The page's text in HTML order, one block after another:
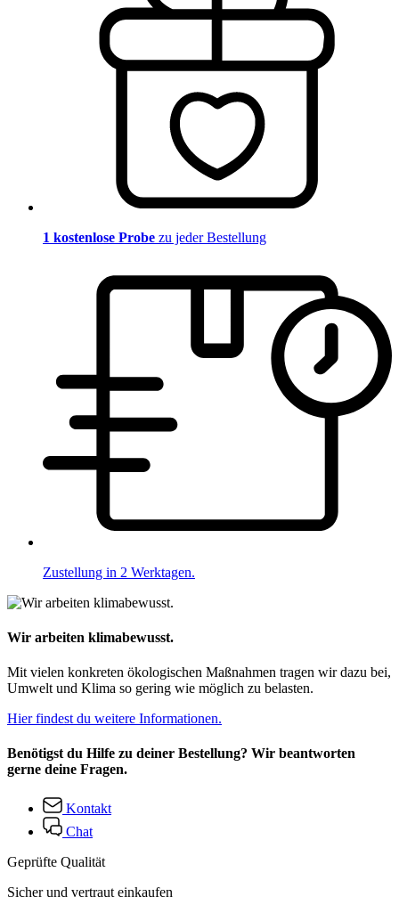
1 kostenlose Probe zu jeder Bestellung
Zustellung in 2 Werktagen.
Wir arbeiten klimabewusst.
Mit vielen konkreten ökologischen Maßnahmen tragen wir dazu bei,
Umwelt und Klima so gering wie möglich zu belasten.
Hier findest du weitere Informationen.
Benötigst du Hilfe zu deiner Bestellung? Wir beantworten
gerne deine Fragen.
Kontakt
Chat
Geprüfte Qualität
Sicher und vertraut einkaufen